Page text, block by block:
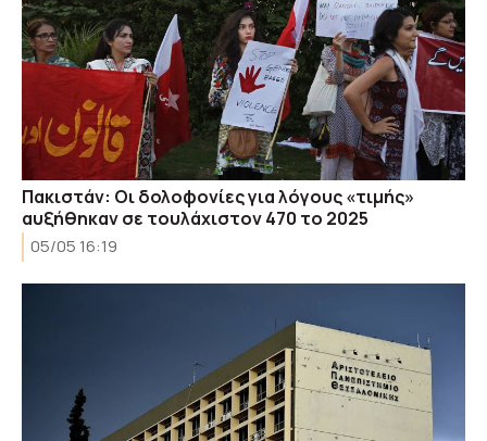
Πακιστάν: Οι δολοφονίες για λόγους «τιμής»
αυξήθηκαν σε τουλάχιστον 470 το 2025
05/05 16:19